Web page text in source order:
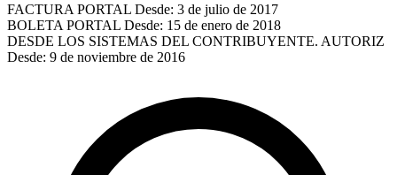
FACTURA PORTAL Desde: 3 de julio de 2017
BOLETA PORTAL Desde: 15 de enero de 2018
DESDE LOS SISTEMAS DEL CONTRIBUYENTE. AUTORIZ
Desde: 9 de noviembre de 2016